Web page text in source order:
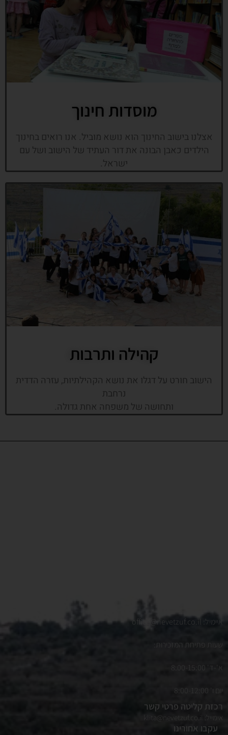
מוסדות חינוך
אצלנו בישוב החינוך הוא נושא מוביל. אנו רואים בחינוך
הילדים כאבן הבונה את דור העתיד של הישוב ושל עם
ישראל.
קהילה ותרבות
הישוב חורט על דגלו את נושא הקהילתיות, עזרה הדדית
נרחבת
ותחושה של משפחה אחת גדולה.
איימיל: office@nevetzuf.co.il
שעות פתיחת המזכירות:
א'-ד' 8:00-15:00
יום ו' 8:00-12:00
רכזת קליטה פרטי קשר
אימייל: klita@nevetzuf.co.il
עקבו אחורינו